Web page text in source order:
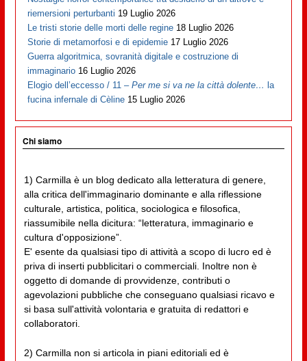
riemersioni perturbanti 19 Luglio 2026
Le tristi storie delle morti delle regine 18 Luglio 2026
Storie di metamorfosi e di epidemie 17 Luglio 2026
Guerra algoritmica, sovranità digitale e costruzione di
immaginario 16 Luglio 2026
Elogio dell’eccesso / 11 –Per me si va ne la città dolente… la
fucina infernale di Cèline 15 Luglio 2026
Chi siamo
1) Carmilla è un blog dedicato alla letteratura di genere,
alla critica dell'immaginario dominante e alla riflessione
culturale, artistica, politica, sociologica e filosofica,
riassumibile nella dicitura: “letteratura, immaginario e
cultura d'opposizione”.
E' esente da qualsiasi tipo di attività a scopo di lucro ed è
priva di inserti pubblicitari o commerciali. Inoltre non è
oggetto di domande di provvidenze, contributi o
agevolazioni pubbliche che conseguano qualsiasi ricavo e
si basa sull'attività volontaria e gratuita di redattori e
collaboratori.
2) Carmilla non si articola in piani editoriali ed è